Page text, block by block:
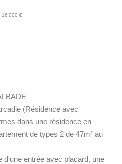
16 000 €
(Résidence avec
dans une résidence en
de types 2 de 47m² au
d'une entrée avec placard, une